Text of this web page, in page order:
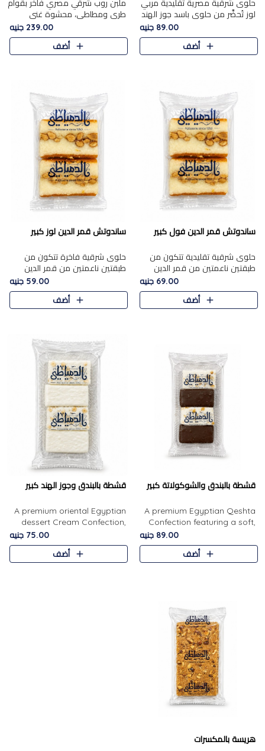
حلوى شرقية مصرية تقليدية مربي
لوز تُحضَّر من حلوى باسد جوز الهند
بقوام طري ومذاق غني، وتُزين
وتغطاه بقطع اللوز الفاخر التي
تضيف لمسة مميزة م..
89.00 جنيه
أضف
ملبن روب شرقي مصري فاخر بقوام
طري ومطاطي، محشوة غني
بسخاء بقطع عين الجمل واللوز
الفاخر التي تضيف قرمشة مميزة
ومرضية ونكهة ناتي غنية في كل
239.00 جنيه
أضف
ساندوتش قمر الدين فول كبير
حلوى شرقية تقليدية تتكون من
طبقتين ناعمتين من قمر الدين
الفاخر، تتوسطهما حشوة غنية من
الفول السوداني المحمص، لتجمع
بين حلاوة المشمش الطبيعية..
69.00 جنيه
أضف
ساندوتش قمر الدين لوز كبير
حلوى شرقية فاخرة تتكون من
طبقتين ناعمتين من قمر الدين
الفاخر، تتوسطهما حشوة غنية من
اللوز المحمص لتمنح مزيجًا متوازنًا
من النعومة والقرمشة. ..
59.00 جنيه
أضف
قشطة بالبندق والشوكولاتة كبير
A premium Egyptian Qeshta
Confection featuring a soft,
creamy texture paired with a
rich layer of premium
chocolate and the distinctive
89.00 جنيه
أضف
قشطة بالبندق وجوز الهند كبير
A premium oriental Egyptian
dessert Cream Confection,
featuring a soft, creamy
texture and the distinctive
flavor of roasted hazelnuts.
75.00 جنيه
أضف
هريسة بالمكسرات